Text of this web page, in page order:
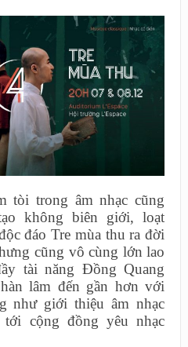
tòi trong âm nhạc cũng
không biên giới, loạt
đáo Tre mùa thu ra đời
cũng vô cùng lớn lao
tài năng Đồng Quang
lâm đến gần hơn với
như giới thiệu âm nhạc
cộng đồng yêu nhạc